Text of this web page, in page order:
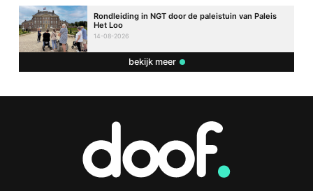
Rondleiding in NGT door de paleistuin van Paleis
Het Loo
14-08-2026
bekijk meer